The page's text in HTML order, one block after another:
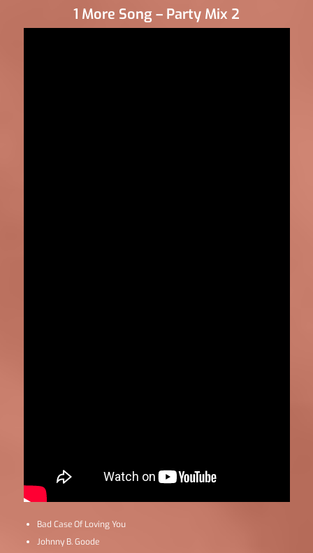
1 More Song – Party Mix 2
Bad Case Of Loving You
Johnny B. Goode